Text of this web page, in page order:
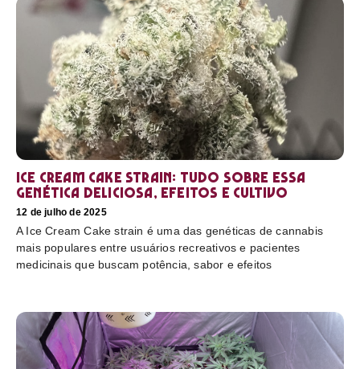
Ice Cream Cake Strain: tudo sobre essa
genética deliciosa, efeitos e cultivo
12 de julho de 2025
A Ice Cream Cake strain é uma das genéticas de cannabis
mais populares entre usuários recreativos e pacientes
medicinais que buscam potência, sabor e efeitos